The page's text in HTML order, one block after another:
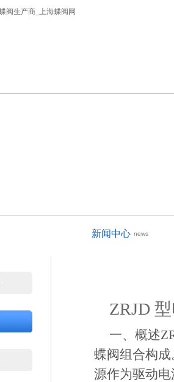
新闻中心 news
ZRJD
一、概述
蝶阀组合构
源作为驱动